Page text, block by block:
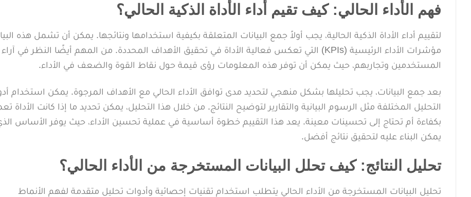
فهم الأداء الحالي: كيف تقيم أداء الأداة الذكية الحالي؟
لتقييم أداء الأداة الذكية الحالية، يجب أولاً جمع البيانات المتعلقة بكيفية استخدامها ونتائجها. يمكن أن تشمل هذه
مؤشرات الأداء الرئيسية (KPIs) التي تعكس فعالية الأداة في تحقيق الأهداف المحددة. من المهم أيضًا النظر في آراء
المستخدمين وتجاربهم، حيث يمكن أن توفر هذه المعلومات رؤى قيمة حول نقاط القوة والضعف في الأداء.
بعد جمع البيانات، يجب تحليلها بشكل منهجي لتحديد مدى توافق الأداء الحالي مع الأهداف المرجوة. يمكن استخدام
التحليل المختلفة مثل الرسوم البيانية والتقارير لتوضيح النتائج. من خلال هذا التحليل، يمكن تحديد ما إذا كانت الأداة
بكفاءة أم تحتاج إلى تحسينات معينة. يعد هذا التقييم خطوة أساسية في عملية تحسين الأداء، حيث يوفر الأساس
يمكن البناء عليه لتحقيق نتائج أفضل.
تحليل النتائج: كيف تحلل البيانات المستخرجة من الأداء الحالي؟
تحليل البيانات المستخرجة من الأداء الحالي يتطلب استخدام تقنيات إحصائية وأدوات تحليل متقدمة لفهم الأنماط